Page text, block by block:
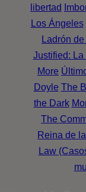
libertad
Los Ángeles
Ladrón
Justified:
More
Doyle The
the Dark
The
Reina de
Law